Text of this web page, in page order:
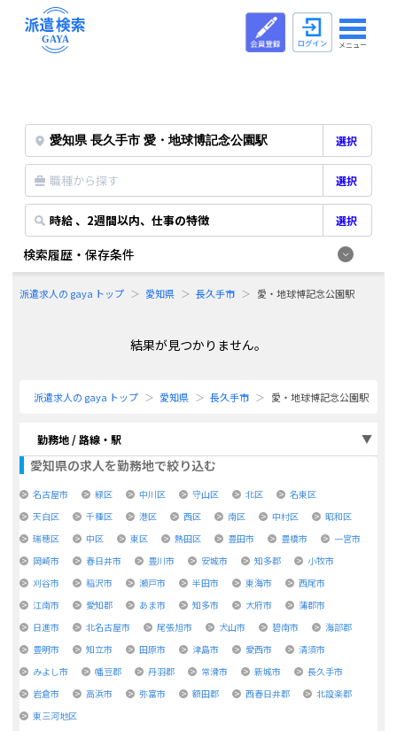
メニュー
選択
職種から探す 選択
時給 、2週間以内、仕事の特徴 選択
検索履歴・保存条件
派遣求人の gaya トップ 愛知県 長久手市 愛・地球博記念公園駅
結果が見つかりません。
派遣求人の gaya トップ 愛知県 長久手市 愛・地球博記念公園駅
勤務地 / 路線・駅
愛知県の求人を勤務地で絞り込む
名古屋市 緑区 中川区 守山区 北区
名東区
天白区
千種区 港区 西区 南区 中村区
昭和区
瑞穂区
中区 東区 熱田区 豊田市 豊橋市
一宮市
岡崎市
春日井市 豊川市 安城市 知多郡
小牧市
刈谷市
稲沢市 瀬戸市 半田市 東海市
西尾市
江南市
愛知郡 あま市 知多市 大府市
蒲郡市
日進市
北名古屋市 尾張旭市 犬山市 碧南市
海部郡
豊明市
知立市 田原市 津島市 愛西市
清須市
みよし市
幡豆郡 丹羽郡 常滑市 新城市
長久手市
岩倉市
高浜市 弥富市 額田郡 西春日井郡
北設楽郡
東三河地区